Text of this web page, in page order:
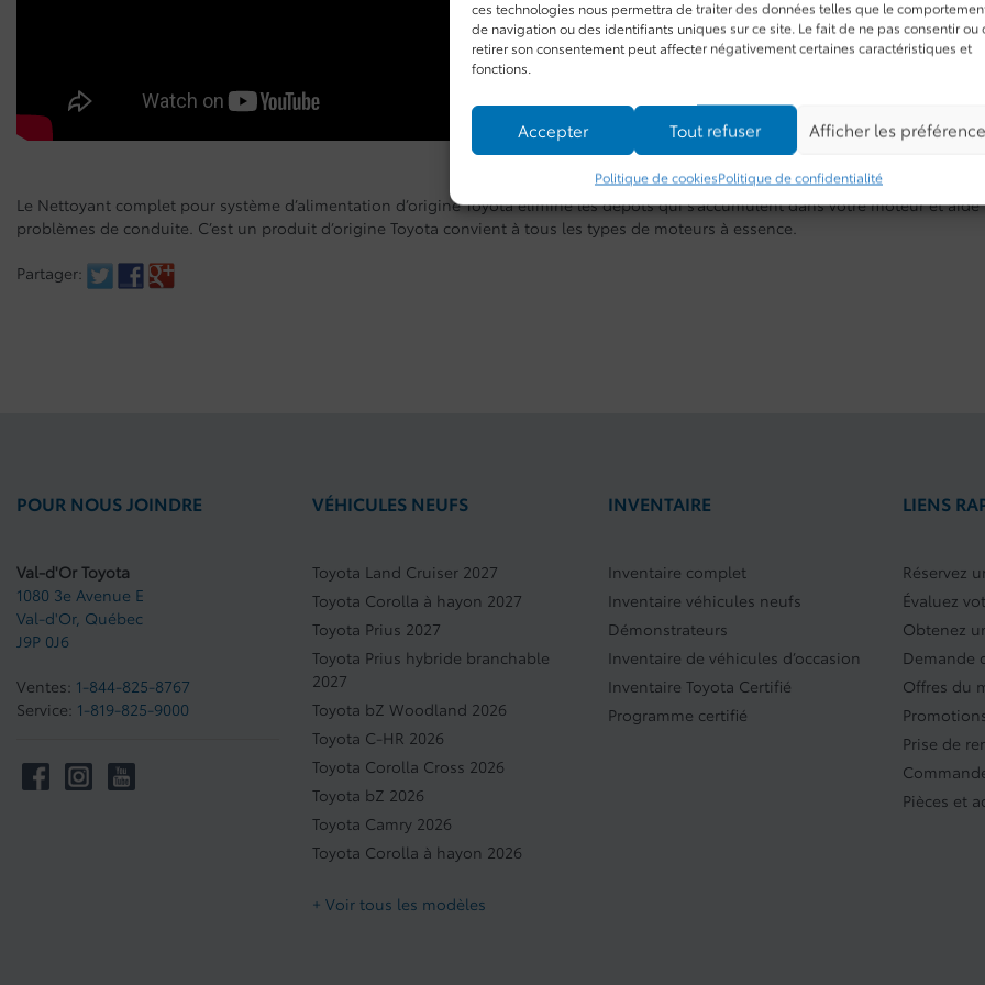
ces technologies nous permettra de traiter des données telles que le
de navigation ou des identifiants uniques sur ce site. Le fait de ne pas consentir ou
retirer son consentement peut affecter négativement certaines caractéristiques et
fonctions.
Accepter Tout refuser Afficher les
Politique de cookiesPolitique de confidentialité
Le Nettoyant complet pour système d’alimentation d’origine Toyota élimine les dépôts qui s’accumulent dans votre moteur et
problèmes de conduite. C’est un produit d’origine Toyota convient à tous les types de moteurs à essence.
Partager:
POUR NOUS JOINDRE
Val-d'Or Toyota
1080 3e Avenue E
Val-d'Or, Québec
J9P 0J6
Ventes: 1-844-825-8767
Service: 1-819-825-9000
VÉHICULES NEUFS
Toyota Land Cruiser 2027
Toyota Corolla à hayon 2027
Toyota Prius 2027
Toyota Prius hybride branchable
2027
Toyota bZ Woodland 2026
Toyota C-HR 2026
Toyota Corolla Cross 2026
Toyota bZ 2026
Toyota Camry 2026
Toyota Corolla à hayon 2026
+ Voir tous les modèles
INVENTAIRE
Inventaire complet
Inventaire véhicules neufs
Démonstrateurs
Inventaire de véhicules d’occasion
Inventaire Toyota Certifié
Programme certifié
LIENS
Réservez
Évaluez
Obtenez
Demande
Offres du
Prise de
Pièces et